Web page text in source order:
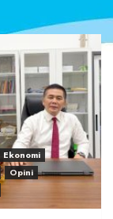
Ekonomi
Opini